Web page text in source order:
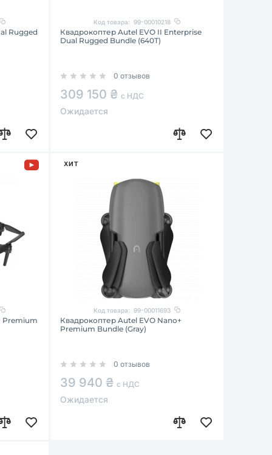
Rugged
Код товара: 99-00010218
Квадрокоптер Autel EVO II Enterprise
Dual Rugged Bundle (640T)
0 отзывов
309 150 ₴с НДС
Ожидается
Premium
ХИТ
Код товара: 99-00011693
Квадрокоптер Autel EVO Nano+
Premium Bundle (Gray)
0 отзывов
39 940 ₴с НДС
Ожидается